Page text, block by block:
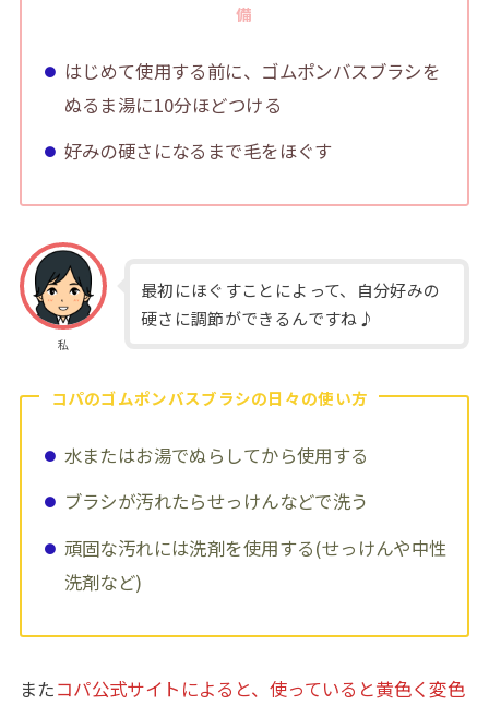
備
はじめて使用する前に、ゴムポンバスブラシを
ぬるま湯に10分ほどつける
好みの硬さになるまで毛をほぐす
私
最初にほぐすことによって、自分好みの
硬さに調節ができるんですね♪
コパのゴムポンバスブラシの日々の使い方
水またはお湯でぬらしてから使用する
ブラシが汚れたらせっけんなどで洗う
頑固な汚れには洗剤を使用する(せっけんや中性
洗剤など)
またコパ公式サイトによると、使っていると黄色く変色